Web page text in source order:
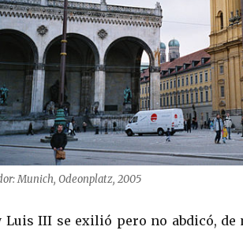
Munich, Odeonplatz, 2005
Luis III se exilió pero no abdicó, de